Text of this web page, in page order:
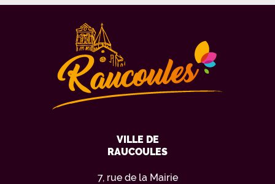
VILLE DE
RAUCOULES
7, rue de la Mairie